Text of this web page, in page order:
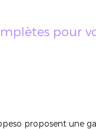
pour
proposent une